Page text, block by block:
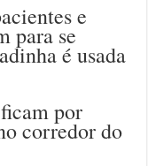
e
para se
é usada
por
corredor do